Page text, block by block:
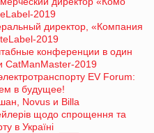
2019
директор, «Компания
2019
конференции в один
CatManMaster-2019
EV Forum:
в будущее!
Novus и Billa
щодо спрощення та
в Україні